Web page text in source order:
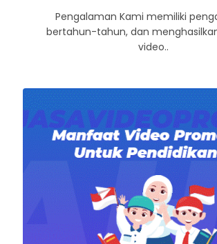
Pengalaman Kami memiliki
bertahun-tahun, dan
video..